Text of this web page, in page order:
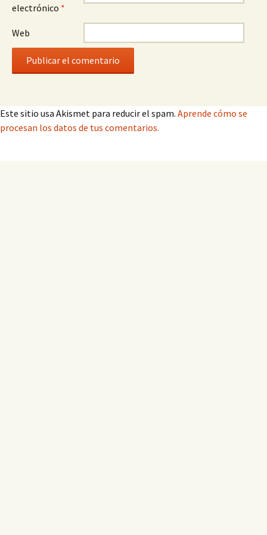
electrónico *
Web
Este sitio usa Akismet para reducir el spam. Aprende cómo se
procesan los datos de tus comentarios.